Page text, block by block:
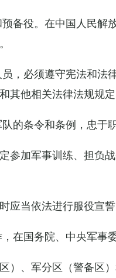
备役。在中国人民解
，必须遵守宪法和法
其他相关法律法规规定
的条令和条例，忠于
参加军事训练、担负
应当依法进行服役宣誓
在国务院、中央军事
）、军分区（警备区